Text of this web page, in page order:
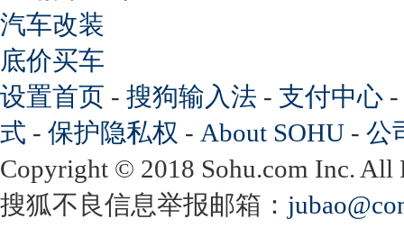
汽车改装
底价买车
设置首页 - 搜狗输入法 - 支付中心 -
式 - 保护隐私权 - About SOHU - 公
Copyright © 2018 Sohu.com Inc.
搜狐不良信息举报邮箱：